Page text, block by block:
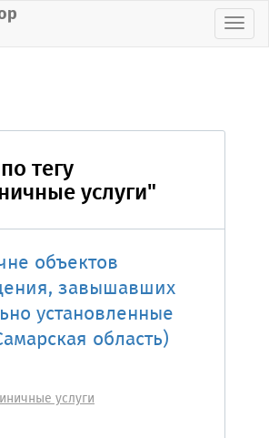
тегу
услуги"
объектов
завышавших
установленные
область)
услуги